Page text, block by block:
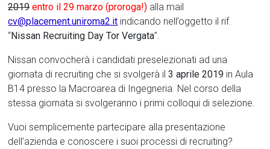
2019entro il 29 marzo (proroga!) alla mail
cv@placement.uniroma2.it indicando nell’oggetto il rif.
“Nissan Recruiting Day Tor Vergata”.
Nissan convocherà i candidati preselezionati ad una
giornata di recruiting che si svolgerà il3 aprile 2019 in Aula
B14 presso la Macroarea di Ingegneria. Nel corso della
stessa giornata si svolgeranno i primi colloqui di selezione.
Vuoi semplicemente partecipare alla presentazione
dell’azienda e conoscere i suoi processi di recruiting?